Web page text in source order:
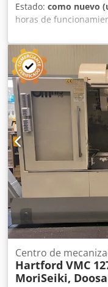
Estado: como nuevo
horas de
mecanizado
Año 2022 –
última generación es
pesadas y de gran
de 2022, se ha
rigurosamente
Especificaciones
10/2022) - Carreras
| Z: 1.016 mm -
mm - Capacidad de
50 - Uso: 3.000 horas
Hz (35 amperios)
para su envío. Quedo
cualquier
logística del
MACHINES COMPRA
INDUSTRIALES
Centro de
Hartford VMC
MoriSeiki,